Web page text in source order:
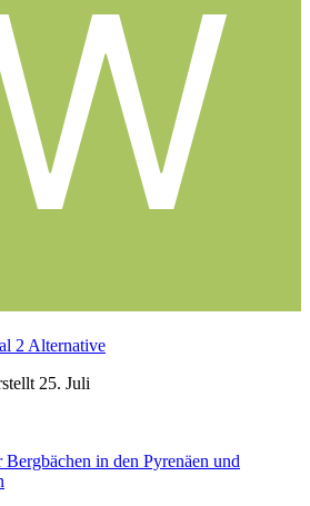
2 Alternative
25. Juli
in den Pyrenäen und